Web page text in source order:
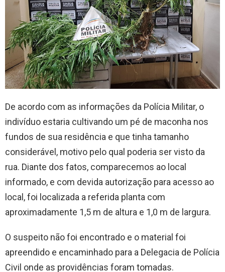
De acordo com as informações da Polícia Militar, o
indivíduo estaria cultivando um pé de maconha nos
fundos de sua residência e que tinha tamanho
considerável, motivo pelo qual poderia ser visto da
rua. Diante dos fatos, comparecemos ao local
informado, e com devida autorização para acesso ao
local, foi localizada a referida planta com
aproximadamente 1,5 m de altura e 1,0 m de largura.
O suspeito não foi encontrado e o material foi
apreendido e encaminhado para a Delegacia de Polícia
Civil onde as providências foram tomadas.